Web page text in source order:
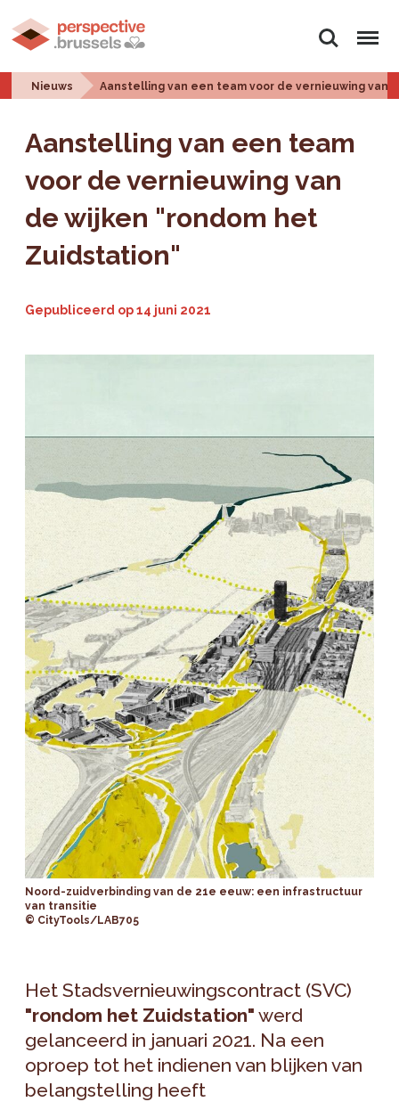
Zoeken Menu
Nieuws Aanstelling van een team voor de vernieuwing van
Aanstelling van een team
voor de vernieuwing van
de wijken "rondom het
Zuidstation"
Gepubliceerd op14 juni 2021
Noord-zuidverbinding van de 21e eeuw: een infrastructuur
van transitie
© CityTools/LAB705
Het Stadsvernieuwingscontract (SVC)
"rondom het Zuidstation" werd
gelanceerd in januari 2021. Na een
oproep tot het indienen van blijken van
belangstelling heeft